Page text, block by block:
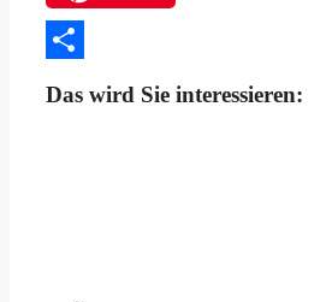
Das wird Sie interessieren: